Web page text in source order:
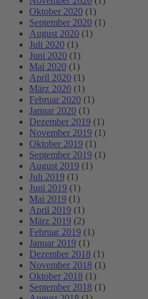
Oktober 2020 (1)
September 2020 (1)
August 2020 (1)
Juli 2020 (1)
Juni 2020 (1)
Mai 2020 (1)
April 2020 (1)
März 2020 (1)
Februar 2020 (1)
Januar 2020 (1)
Dezember 2019 (1)
November 2019 (1)
Oktober 2019 (1)
September 2019 (1)
August 2019 (1)
Juli 2019 (1)
Juni 2019 (1)
Mai 2019 (1)
April 2019 (1)
März 2019 (2)
Februar 2019 (1)
Januar 2019 (1)
Dezember 2018 (1)
November 2018 (1)
Oktober 2018 (1)
September 2018 (1)